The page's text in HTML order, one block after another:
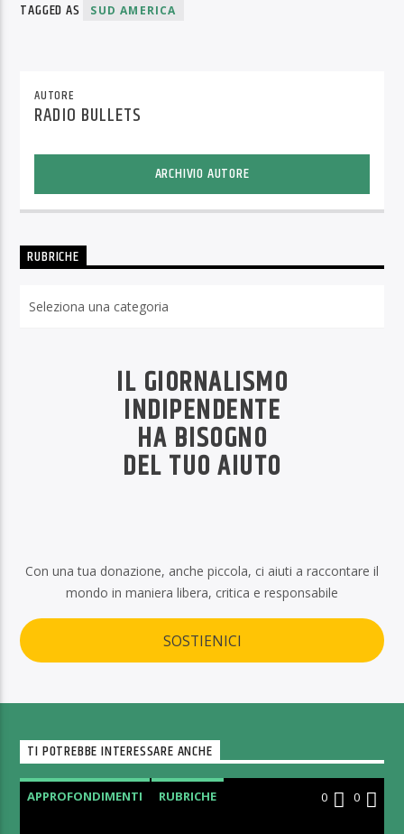
TAGGED AS SUD AMERICA
AUTORE
RADIO BULLETS
ARCHIVIO AUTORE
RUBRICHE
IL GIORNALISMO
INDIPENDENTE
HA BISOGNO
DEL TUO AIUTO
Con una tua donazione, anche piccola, ci aiuti a raccontare il
mondo in maniera libera, critica e responsabile
SOSTIENICI
TI POTREBBE INTERESSARE ANCHE
APPROFONDIMENTI RUBRICHE 0 0